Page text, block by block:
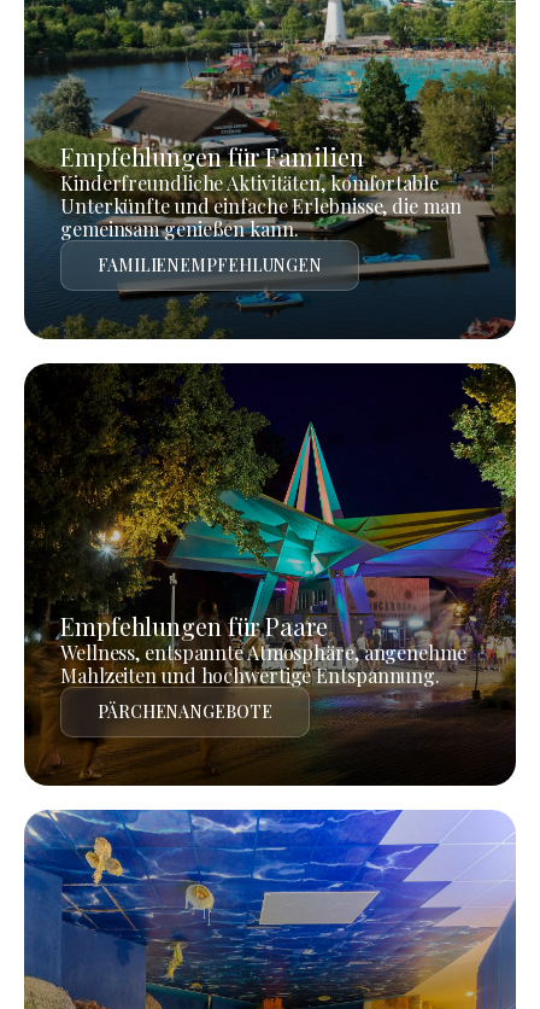
Empfehlungen für Familien
Kinderfreundliche Aktivitäten, komfortable
Unterkünfte und einfache Erlebnisse, die man
gemeinsam genießen kann.
FAMILIENEMPFEHLUNGEN
Empfehlungen für Paare
Wellness, entspannte Atmosphäre, angenehme
Mahlzeiten und hochwertige Entspannung.
PÄRCHENANGEBOTE